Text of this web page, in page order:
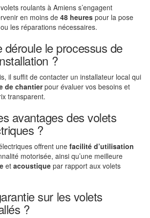
roulants à Amiens s’engagent
en moins de 48 heures pour la pose
les réparations nécessaires.
déroule le processus de
?
il suffit de contacter un installateur local qui
de chantierpour évaluer vos besoins et
transparent.
avantages des volets
?
offrent une facilité d’utilisation
motorisée, ainsi qu’une meilleure
et acoustique par rapport aux volets
sur les volets
?